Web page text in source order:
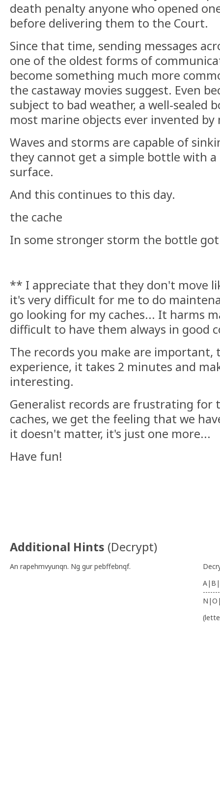
death penalty anyone who opened
before delivering them to the Court.
Since that time, sending messages
one of the oldest forms of
become something much more
the castaway movies suggest. Even
subject to bad weather, a well-sealed
most marine objects ever invented by
Waves and storms are capable of
they cannot get a simple bottle with
surface.
And this continues to this day.
the cache
In some stronger storm the bottle
** I appreciate that they don't move
it's very difficult for me to do
go looking for my caches... It harms
difficult to have them always in good
The records you make are important,
experience, it takes 2 minutes and
interesting.
Generalist records are frustrating for
caches, we get the feeling that we
it doesn't matter, it's just one more...
Have fun!
Additional Hints (Decrypt)
An rapehmvyunqn. Ng gur pebffebnqf.